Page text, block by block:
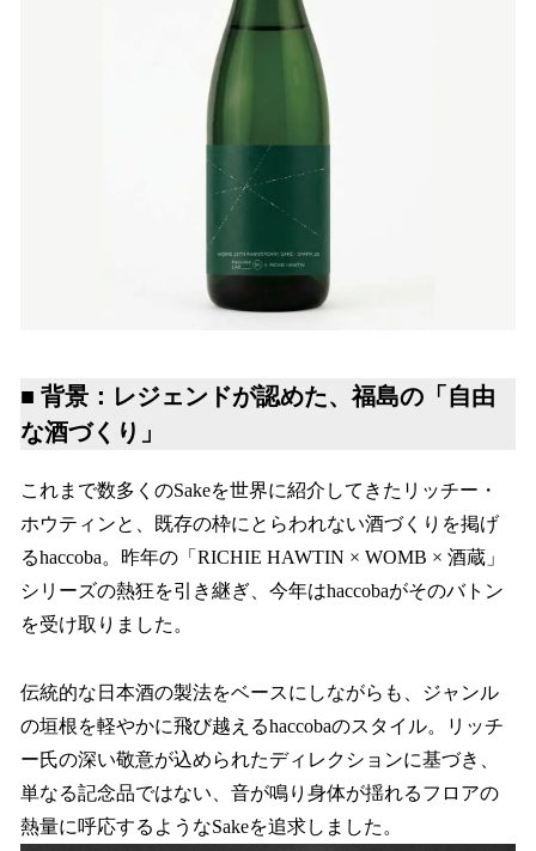
■ 背景：レジェンドが認めた、福島の「自由
な酒づくり」
これまで数多くのSakeを世界に紹介してきたリッチー・
ホウティンと、既存の枠にとらわれない酒づくりを掲げ
るhaccoba。昨年の「RICHIE HAWTIN × WOMB × 酒蔵」
シリーズの熱狂を引き継ぎ、今年はhaccobaがそのバトン
を受け取りました。
伝統的な日本酒の製法をベースにしながらも、ジャンル
の垣根を軽やかに飛び越えるhaccobaのスタイル。リッチ
ー氏の深い敬意が込められたディレクションに基づき、
単なる記念品ではない、音が鳴り身体が揺れるフロアの
熱量に呼応するようなSakeを追求しました。